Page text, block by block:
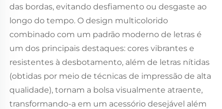
das bordas, evitando desfiamento ou desgaste ao
longo do tempo. O design multicolorido
combinado com um padrão moderno de letras é
um dos principais destaques: cores vibrantes e
resistentes à desbotamento, além de letras nítidas
(obtidas por meio de técnicas de impressão de alta
qualidade), tornam a bolsa visualmente atraente,
transformando-a em um acessório desejável além